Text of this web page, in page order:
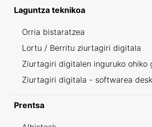
Laguntza teknikoa
Orria bistaratzea
Lortu / Berritu ziurtagiri digitala
Ziurtagiri digitalen inguruko ohiko
Ziurtagiri digitala - softwarea
Prentsa